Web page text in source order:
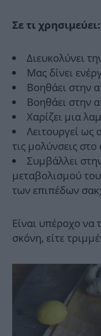
Σε τι χρησιμεύει:
Διευκολύνει
Μας δίνει
Βοηθάει στην
Βοηθάει στην
Χαρίζει μια
Λειτουργεί ως
τις μολύνσεις
Συμβάλλει
μεταβολισμού
των επιπέδων
Είναι υπέροχο να
σκόνη, είτε